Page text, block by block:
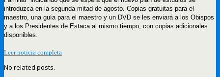
introduzca en la segunda mitad de agosto. Copias gratuitas para el
maestro, una guía para el maestro y un DVD se les enviará a los Obispos
y a los Presidentes de Estaca al mismo tiempo, con copias adicionales
disponibles.
Leer noticia completa
No related posts.